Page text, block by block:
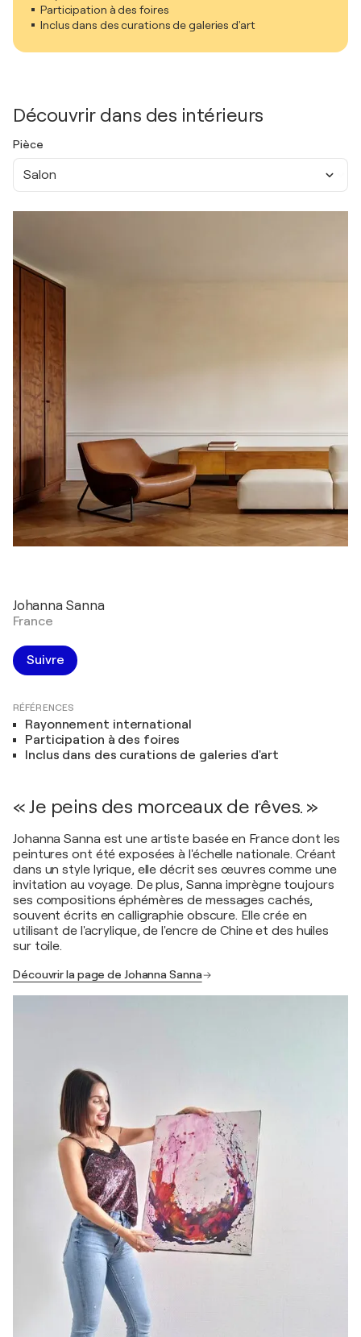
Participation à des foires
Inclus dans des curations de galeries d'art
Découvrir dans des intérieurs
Pièce
Salon
Johanna Sanna
France
Suivre
RÉFÉRENCES
Rayonnement international
Participation à des foires
Inclus dans des curations de galeries d'art
« Je peins des morceaux de rêves. »
Johanna Sanna est une artiste basée en France dont les
peintures ont été exposées à l'échelle nationale. Créant
dans un style lyrique, elle décrit ses œuvres comme une
invitation au voyage. De plus, Sanna imprègne toujours
ses compositions éphémères de messages cachés,
souvent écrits en calligraphie obscure. Elle crée en
utilisant de l'acrylique, de l'encre de Chine et des huiles
sur toile.
Découvrir la page de Johanna Sanna